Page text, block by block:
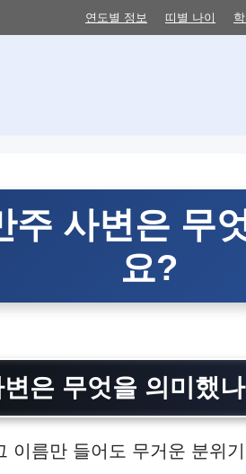
연도별 정보 띠별 나이
주 사변은 무
요?
은 무엇을 의미했
이름만 들어도 무거운 분위